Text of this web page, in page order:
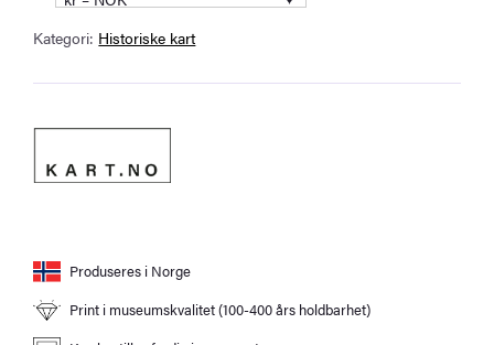
antall
Kategori: Historiske kart
Produseres i Norge
Print i museumskvalitet (100-400 års holdbarhet)